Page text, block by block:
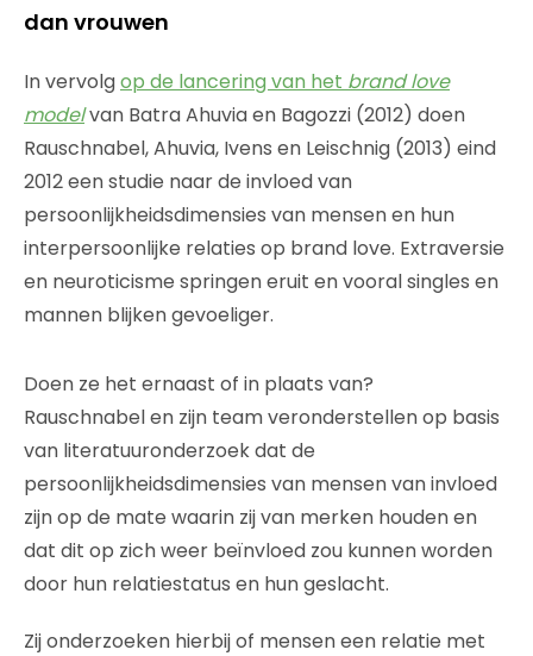
dan vrouwen
In vervolgop de lancering van het brand love
modelvan Batra Ahuvia en Bagozzi (2012) doen
Rauschnabel, Ahuvia, Ivens en Leischnig (2013) eind
2012 een studie naar de invloed van
persoonlijkheidsdimensies van mensen en hun
interpersoonlijke relaties op brand love. Extraversie
en neuroticisme springen eruit en vooral singles en
mannen blijken gevoeliger.
Doen ze het ernaast of in plaats van?
Rauschnabel en zijn team veronderstellen op basis
van literatuuronderzoek dat de
persoonlijkheidsdimensies van mensen van invloed
zijn op de mate waarin zij van merken houden en
dat dit op zich weer beïnvloed zou kunnen worden
door hun relatiestatus en hun geslacht.
Zij onderzoeken hierbij of mensen een relatie met